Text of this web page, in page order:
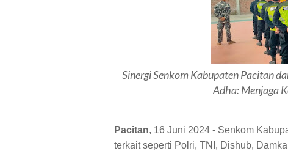
Sinergi Senkom Kabupaten Pacitan
Adha: Menjaga
Pacitan, 16 Juni 2024 - Senkom
terkait seperti Polri, TNI, Dishub,